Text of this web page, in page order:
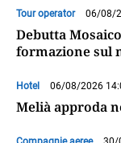
Tour operator 06/08/
Debutta
formazione sul
Hotel 06/08/2026
Melià approda